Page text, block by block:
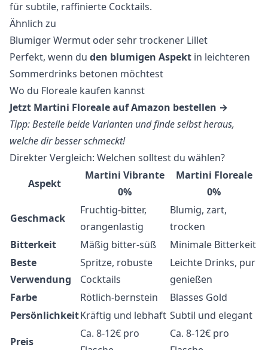
für subtile, raffinierte Cocktails.
Ähnlich zu
Blumiger Wermut oder sehr trockener Lillet
Perfekt, wenn du den blumigen Aspekt in leichteren
Sommerdrinks betonen möchtest
Wo du Floreale kaufen kannst
Jetzt Martini Floreale auf Amazon bestellen →
Tipp: Bestelle beide Varianten und finde selbst heraus,
welche dir besser schmeckt!
Direkter Vergleich: Welchen solltest du wählen?
Aspekt
Martini Vibrante
0%
Martini Floreale
0%
Geschmack
Fruchtig-bitter,
orangenlastig
Blumig, zart,
trocken
Bitterkeit
Mäßig bitter-süß
Minimale Bitterkeit
Beste
Verwendung
Spritze, robuste
Cocktails
Leichte Drinks, pur
genießen
Farbe
Rötlich-bernstein
Blasses Gold
PersönlichkeitKräftig und lebhaft Subtil und elegant
Preis
Ca. 8-12€ pro
Ca. 8-12€ pro